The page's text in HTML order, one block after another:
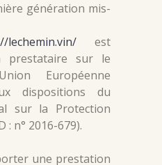
génération mis-
lechemin.vin/est
prestataire sur le
Européenne
dispositions du
sur la Protection
: n° 2016-679).
une prestation